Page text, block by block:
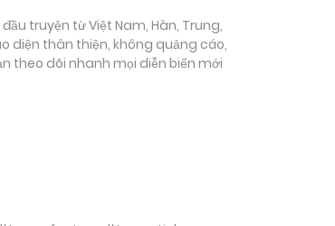
truyện từ Việt Nam, Hàn, Trung,
diện thân thiện, không quảng cáo,
theo dõi nhanh mọi diễn biến mới